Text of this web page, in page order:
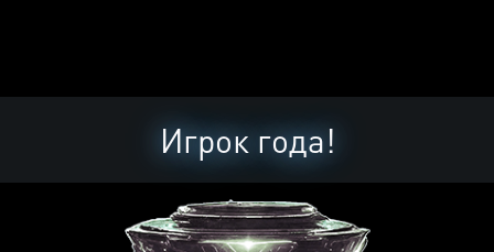
Игрок года!